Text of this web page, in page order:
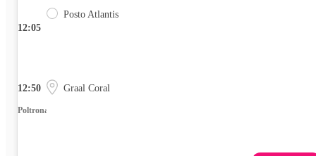
12:05
Posto Atlantis
12:50 Graal Coral
Poltrona